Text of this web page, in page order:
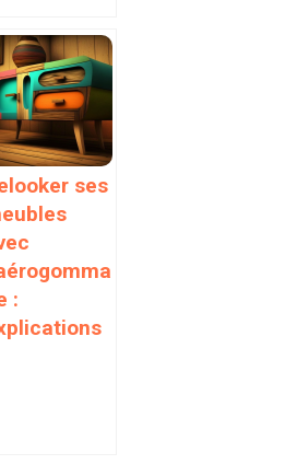
ses
: